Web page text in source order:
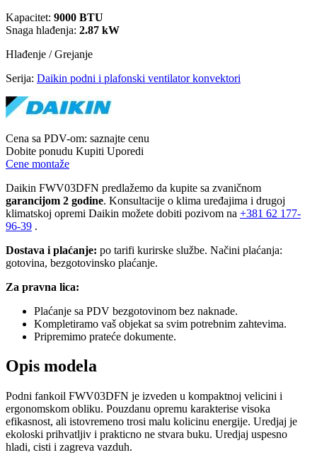
Kapacitet: 9000 BTU
Snaga hlađenja: 2.87 kW
Hlađenje / Grejanje
Serija: Daikin podni i plafonski ventilator konvektori
Cena sa PDV-om: saznajte cenu
Dobite ponudu Kupiti Uporedi
Cene montaže
Daikin FWV03DFN predlažemo da kupite sa zvaničnom
garancijom 2 godine. Konsultacije o klima uređajima i drugoj
klimatskoj opremi Daikin možete dobiti pozivom na +381 62 177-
96-39 .
Dostava i plaćanje: po tarifi kurirske službe. Načini plaćanja:
gotovina, bezgotovinsko plaćanje.
Za pravna lica:
Plaćanje sa PDV bezgotovinom bez naknade.
Kompletiramo vaš objekat sa svim potrebnim zahtevima.
Pripremimo prateće dokumente.
Opis modela
Podni fankoil FWV03DFN je izveden u kompaktnoj velicini i
ergonomskom obliku. Pouzdanu opremu karakterise visoka
efikasnost, ali istovremeno trosi malu kolicinu energije. Uredjaj je
ekoloski prihvatljiv i prakticno ne stvara buku. Uredjaj uspesno
hladi, cisti i zagreva vazduh.